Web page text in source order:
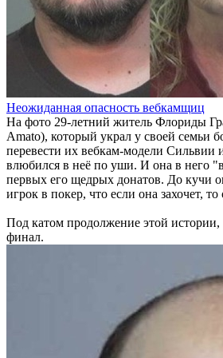
Неожиданная опасность вебкамщиц
На фото 29-летний житель Флориды
Amato), который украл у своей семьи
перевести их вебкам-модели Сильвии
влюбился в неё по уши. И она в него
первых его щедрых донатов. До кучи
игрок в покер, что если она захочет, то
Под катом продолжение этой
финал.